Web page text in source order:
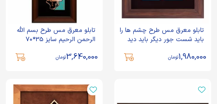
تابلو معرق مس طرح چشم ها را
باید شست جور دیگر باید دید
1,980,000تومان
تابلو معرق مس طرح بسم الله
الرحمن الرحیم سایز 35*70
3,640,000تومان